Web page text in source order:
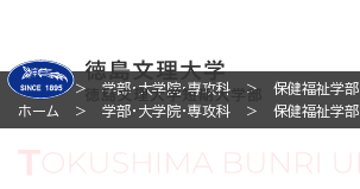
ホーム 学部・大学院・専攻科 保健福祉学部
ホーム
学部・大学院・専攻科 保健福祉学部